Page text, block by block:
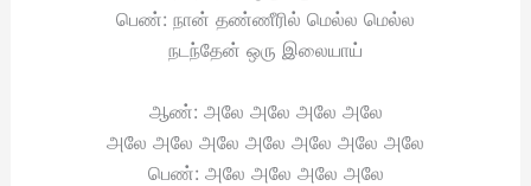
பெண்: நான் தண்ணீரில் மெல்ல மெல்ல
நடந்தேன் ஒரு இலையாய்
ஆண்: அலே அலே அலே அலே
அலே அலே அலே அலே அலே அலே அலே
பெண்: அலே அலே அலே அலே